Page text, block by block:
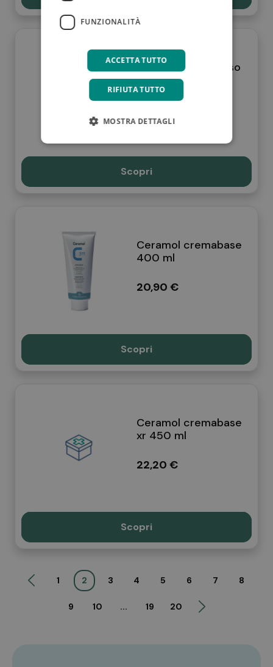
Ceramol crema viso
50 ml
Scopri
Ceramol cremabase
400 ml
20,90 €
Scopri
Ceramol cremabase
xr 450 ml
22,20 €
Scopri
1 2 3 4 5 6 7 8
9 10 ... 19 20
FUNZIONALITÀ
ACCETTA TUTTO
RIFIUTA TUTTO
MOSTRA DETTAGLI